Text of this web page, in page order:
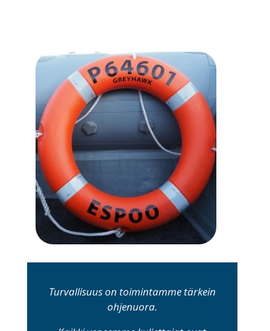
Turvallisuus on toimintamme tärkein
ohjenuora.